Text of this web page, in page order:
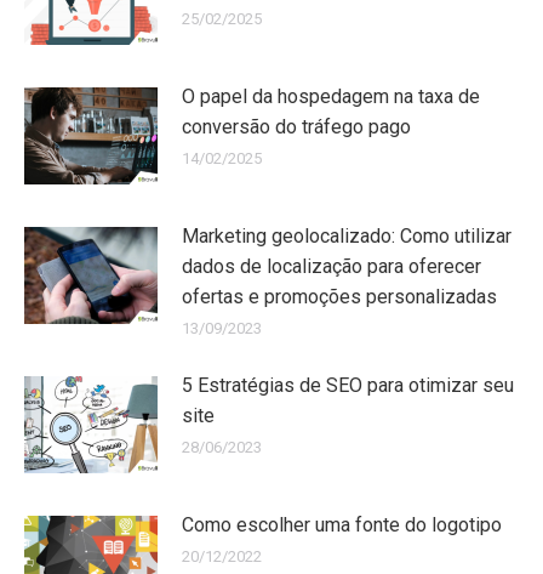
25/02/2025
O papel da hospedagem na taxa de
conversão do tráfego pago
14/02/2025
Marketing geolocalizado: Como utilizar
dados de localização para oferecer
ofertas e promoções personalizadas
13/09/2023
5 Estratégias de SEO para otimizar seu
site
28/06/2023
Como escolher uma fonte do logotipo
20/12/2022